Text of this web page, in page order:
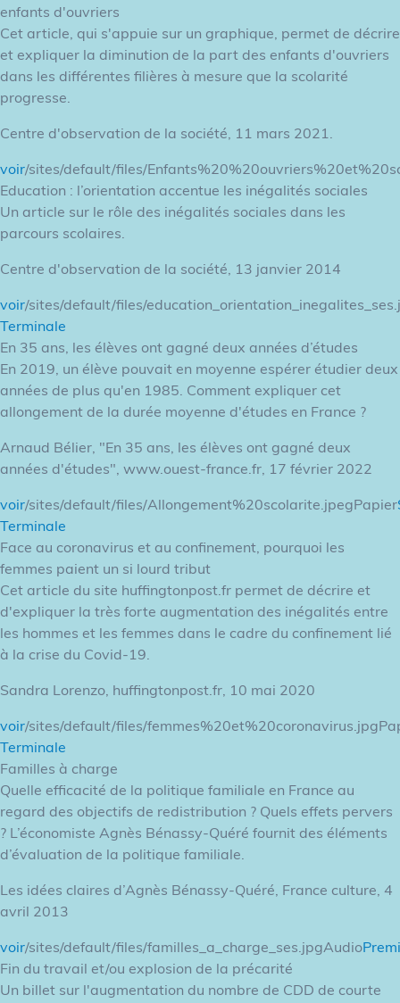
enfants d'ouvriers
Cet article, qui s'appuie sur un graphique, permet de décrire
et expliquer la diminution de la part des enfants d'ouvriers
dans les différentes filières à mesure que la scolarité
progresse.
Centre d'observation de la société, 11 mars 2021.
voir/sites/default/files/
Education : l’orientation accentue les inégalités sociales
Un article sur le rôle des inégalités sociales dans les
parcours scolaires.
Centre d'observation de la société, 13 janvier 2014
voir/sites/default/files/
Terminale
En 35 ans, les élèves ont gagné deux années d’études
En 2019, un élève pouvait en moyenne espérer étudier deux
années de plus qu'en 1985. Comment expliquer cet
allongement de la durée moyenne d'études en France ?
Arnaud Bélier, "En 35 ans, les élèves ont gagné deux
années d'études", www.ouest-france.fr, 17 février 2022
voir/sites/default/files/Allongement%20scolarite.jpegPapier
Terminale
Face au coronavirus et au confinement, pourquoi les
femmes paient un si lourd tribut
Cet article du site huffingtonpost.fr permet de décrire et
d'expliquer la très forte augmentation des inégalités entre
les hommes et les femmes dans le cadre du confinement lié
à la crise du Covid-19.
Sandra Lorenzo, huffingtonpost.fr, 10 mai 2020
voir/sites/default/files/
Terminale
Familles à charge
Quelle efficacité de la politique familiale en France au
regard des objectifs de redistribution ? Quels effets pervers
? L’économiste Agnès Bénassy-Quéré fournit des éléments
d’évaluation de la politique familiale.
Les idées claires d’Agnès Bénassy-Quéré, France culture, 4
avril 2013
voir/sites/default/files/familles_a_charge_ses.jpgAudio
Fin du travail et/ou explosion de la précarité
Un billet sur l'augmentation du nombre de CDD de courte